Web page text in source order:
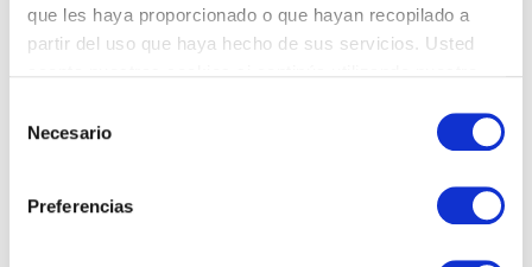
que les haya proporcionado o que hayan recopilado a
partir del uso que haya hecho de sus servicios. Usted
Necesario
Preferencias